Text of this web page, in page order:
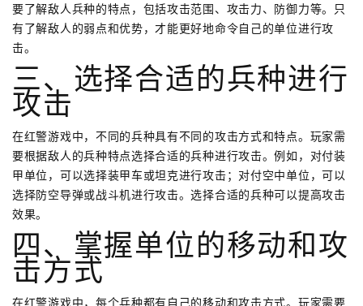
要了解敌人兵种的特点，包括攻击范围、攻击力、防御力等。只
有了解敌人的弱点和优势，才能更好地命令自己的单位进行攻
击。
三、选择合适的兵种进行
攻击
在红警游戏中，不同的兵种具有不同的攻击方式和特点。玩家需
要根据敌人的兵种特点选择合适的兵种进行攻击。例如，对付装
甲单位，可以选择装甲车或坦克进行攻击；对付空中单位，可以
选择防空导弹或战斗机进行攻击。选择合适的兵种可以提高攻击
效果。
四、掌握单位的移动和攻
击方式